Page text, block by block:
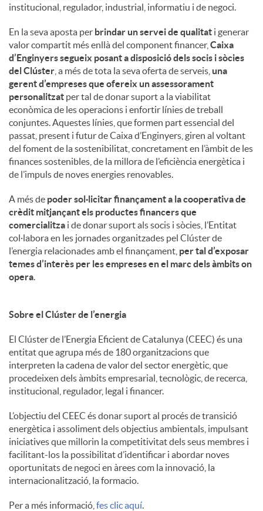
institucional, regulador, industrial, informatiu i de negoci.
En la seva aposta per brindar un servei de qualitat i generar
valor compartit més enllà del component financer, Caixa
d’Enginyers segueix posant a disposició dels socis i sòcies
del Clúster , a més de tota la seva oferta de serveis, una
gerent d’empreses que ofereix un assessorament
personalitzat per tal de donar suport a la viabilitat
econòmica de les operacions i enfortir línies de treball
conjuntes. Aquestes línies, que formen part essencial del
passat, present i futur de Caixa d’Enginyers, giren al voltant
del foment de la sostenibilitat, concretament en l’àmbit de les
finances sostenibles, de la millora de l’eficiència energètica i
de l’impuls de noves energies renovables.
A més de poder sol·licitar finançament a la cooperativa de
crèdit mitjançant els productes financers que
comercialitza i de donar suport als socis i sòcies, l’Entitat
col·labora en les jornades organitzades pel Clúster de
l’energia relacionades amb el finançament, per tal d’exposar
temes d’interès per les empreses en el marc dels àmbits on
opera.
Sobre el Clúster de l’energia
El Clúster de l’Energia Eficient de Catalunya (CEEC) és una
entitat que agrupa més de 180 organitzacions que
interpreten la cadena de valor del sector energètic, que
procedeixen dels àmbits empresarial, tecnològic, de recerca,
institucional, regulador, legal i financer.
L’objectiu del CEEC és donar suport al procés de transició
energètica i assoliment dels objectius ambientals, impulsant
iniciatives que millorin la competitivitat dels seus membres i
facilitant-los la possibilitat d’identificar i abordar noves
oportunitats de negoci en àrees com la innovació, la
internacionalització, la formacio.
Per a més informació, fes clic aquí.